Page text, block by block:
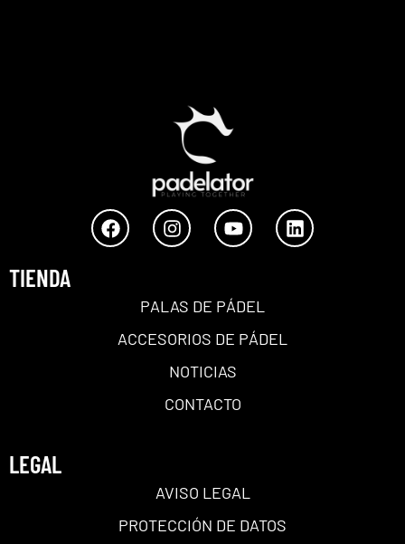
TIENDA
PALAS DE PÁDEL
ACCESORIOS DE PÁDEL
NOTICIAS
CONTACTO
LEGAL
AVISO LEGAL
PROTECCIÓN DE DATOS